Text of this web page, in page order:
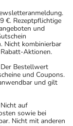
€. Rezeptpflichtige
und
Nicht kombinierbar
Aktionen.
Bestellwert
und Coupons.
und gilt
auf
sowie bei
Nicht mit anderen